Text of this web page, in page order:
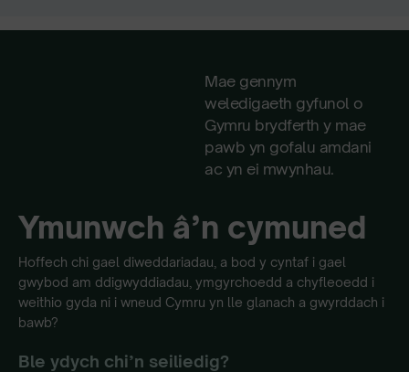
Mae gennym
weledigaeth gyfunol o
Gymru brydferth y mae
pawb yn gofalu amdani
ac yn ei mwynhau.
Ymunwch â’n cymuned
Hoffech chi gael diweddariadau, a bod y cyntaf i gael
gwybod am ddigwyddiadau, ymgyrchoedd a chyfleoedd i
weithio gyda ni i wneud Cymru yn lle glanach a gwyrddach i
bawb?
Ble ydych chi’n seiliedig?